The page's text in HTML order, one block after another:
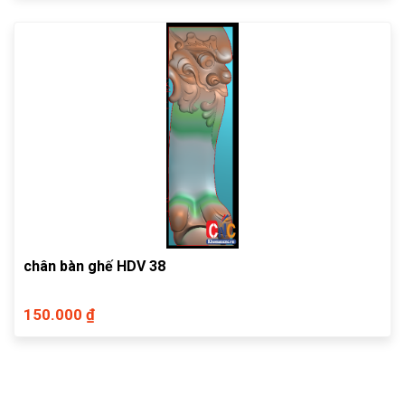
chân bàn ghế HDV 38
150.000 ₫